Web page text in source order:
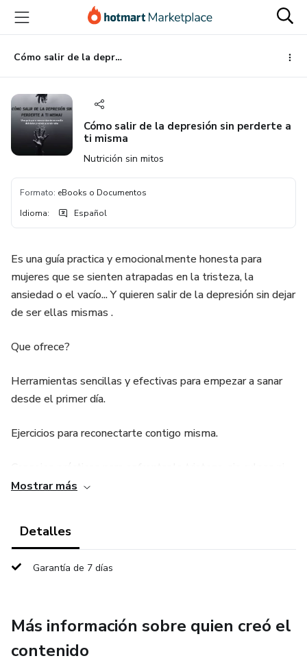
principal
página
de
página
Cómo salir de la depresión sin perderte a ti misma
Cómo salir de la depresión sin perderte a
ti misma
Nutrición sin mitos
Formato: eBooks o Documentos
Idioma: Español
Es una guía practica y emocionalmente honesta para
mujeres que se sienten atrapadas en la tristeza, la
ansiedad o el vacío... Y quieren salir de la depresión sin dejar
de ser ellas mismas .
Que ofrece?
Herramientas sencillas y efectivas para empezar a sanar
desde el primer día.
Ejercicios para reconectarte contigo misma.
máscaras.
experiencias reales.
Este eBook es para ti si:
agotada.
- Has pensado que no puedes mas ... pero en el fondo NO
Mostrar más
Detalles
Garantía de 7 días
Más información sobre quien creó el
contenido